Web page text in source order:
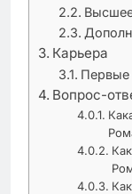
Карьера
Первые
Вопрос-